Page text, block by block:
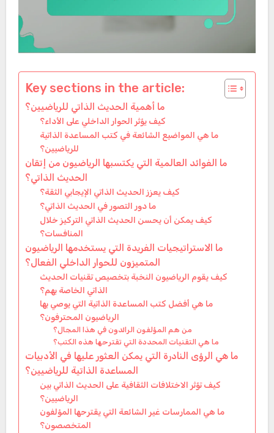
Key sections in the article:
ما أهمية الحديث الذاتي للرياضيين؟
كيف يؤثر الحوار الداخلي على الأداء؟
ما هي المواضيع الشائعة في كتب المساعدة الذاتية
للرياضيين؟
ما الفوائد العالمية التي يكتسبها الرياضيون من إتقان
الحديث الذاتي؟
كيف يعزز الحديث الذاتي الإيجابي الثقة؟
ما دور التصور في الحديث الذاتي؟
كيف يمكن أن يحسن الحديث الذاتي التركيز خلال
المنافسات؟
ما الاستراتيجيات الفريدة التي يستخدمها الرياضيون
المتميزون للحوار الداخلي الفعال؟
كيف يقوم الرياضيون النخبة بتخصيص تقنيات الحديث
الذاتي الخاصة بهم؟
ما هي أفضل كتب المساعدة الذاتية التي يوصي بها
الرياضيون المحترفون؟
من هم المؤلفون الرائدون في هذا المجال؟
ما هي التقنيات المحددة التي تقترحها هذه الكتب؟
ما هي الرؤى النادرة التي يمكن العثور عليها في الأدبيات
المساعدة الذاتية للرياضيين؟
كيف تؤثر الاختلافات الثقافية على الحديث الذاتي بين
الرياضيين؟
ما هي الممارسات غير الشائعة التي يقترحها المؤلفون
المتخصصون؟